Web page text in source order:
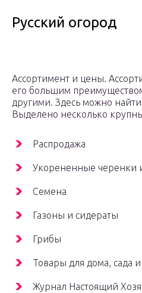
Русский огород
Ассортимент и цены.
его большим
другими. Здесь можно
Выделено несколько
Распродажа
Укорененные черенки
Семена
Газоны и сидераты
Грибы
Товары для дома, сада
Журнал Настоящий